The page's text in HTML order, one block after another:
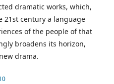
dramatic works, which,
century a language
of the people of that
broadens its horizon,
drama.